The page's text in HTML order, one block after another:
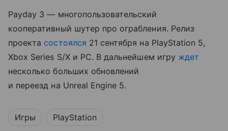
Payday 3 — многопользовательский
кооперативный шутер про ограбления. Релиз
проекта состоялся 21 сентября на PlayStation 5,
Xbox Series S/X и PC. В дальнейшем игру ждет
несколько больших обновлений
и переезд на Unreal Engine 5.
Игры PlayStation